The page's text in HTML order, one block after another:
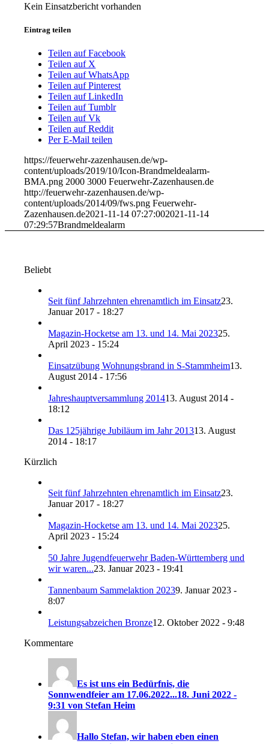
Kein Einsatzbericht vorhanden
Eintrag teilen
Teilen auf Facebook
Teilen auf X
Teilen auf WhatsApp
Teilen auf Pinterest
Teilen auf LinkedIn
Teilen auf Tumblr
Teilen auf Vk
Teilen auf Reddit
Per E-Mail teilen
https://feuerwehr-zazenhausen.de/wp-
content/uploads/2019/10/Icon-Brandmeldealarm-
BMA.png 2000 3000 Feuerwehr-Zazenhausen.de
http://feuerwehr-zazenhausen.de/wp-
content/uploads/2014/09/fws.png Feuerwehr-
Zazenhausen.de2021-11-14 07:27:002021-11-14
07:29:57Brandmeldealarm
Beliebt
Seit fünf Jahrzehnten ehrenamtlich im Einsatz23.
Januar 2017 - 18:27
Magazin-Hocketse am 13. und 14. Mai 202325.
April 2023 - 15:24
Einsatzübung Wohnungsbrand in S-Stammheim13.
August 2014 - 17:56
Jahreshauptversammlung 201413. August 2014 -
18:12
Das 125jährige Jubiläum im Jahr 201313. August
2014 - 18:17
Kürzlich
Seit fünf Jahrzehnten ehrenamtlich im Einsatz23.
Januar 2017 - 18:27
Magazin-Hocketse am 13. und 14. Mai 202325.
April 2023 - 15:24
50 Jahre Jugendfeuerwehr Baden-Württemberg und
wir waren...23. Januar 2023 - 19:41
Tannenbaum Sammelaktion 20239. Januar 2023 -
8:07
Leistungsabzeichen Bronze12. Oktober 2022 - 9:48
Kommentare
Es ist uns ein Bedürfnis, die
Sonnwendfeier am 17.06.2022...18. Juni 2022 -
9:31 von Stefan Heim
Hallo Stefan, wir haben eben einen